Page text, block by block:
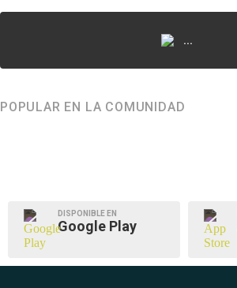
...
POPULAR EN LA COMUNIDAD
DISPONIBLE EN
Google Play